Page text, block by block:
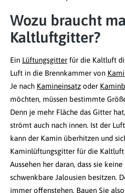
Wozu braucht
Kaltluftgitter?
Ein Lüftungsgitter für die Kaltluft
Luft in die Brennkammer von
Je nach Kamineinsatz oder
möchten, müssen bestimmte
Denn je mehr Fläche das Gitter
strömt auch nach innen. Ist der
kann der Kamin überhitzen und
Kaminlüftungsgitter für die
Aussehen her daran, dass sie
schwenkbare Jalousien besitzen.
immer offenstehen. Bauen Sie